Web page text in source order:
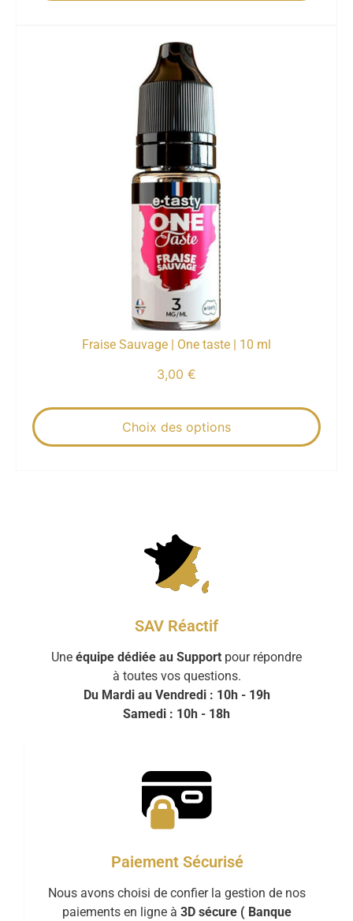
Fraise Sauvage | One taste | 10 ml
3,00 €
Choix des options
SAV Réactif
Une équipe dédiée au Support pour répondre
à toutes vos questions.
Du Mardi au Vendredi : 10h - 19h
Samedi : 10h - 18h
Paiement Sécurisé
Nous avons choisi de confier la gestion de nos
paiements en ligne à 3D sécure ( Banque